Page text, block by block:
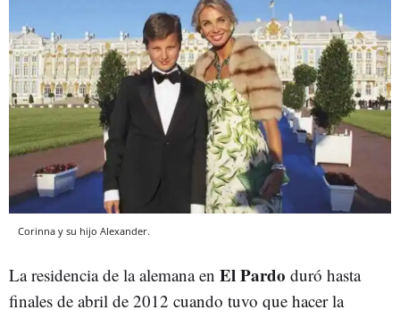
Corinna y su hijo Alexander.
La residencia de la alemana en El Pardo duró hasta
finales de abril de 2012 cuando tuvo que hacer la